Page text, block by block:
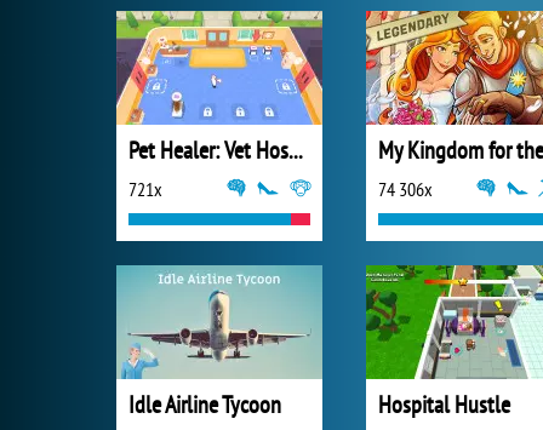
Pet Healer: Vet Hospital
721x 74 306x
Idle Airline Tycoon Hospital Hustle